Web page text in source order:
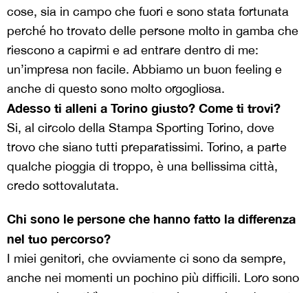
cose, sia in campo che fuori e sono stata fortunata
perché ho trovato delle persone molto in gamba che
riescono a capirmi e ad entrare dentro di me:
un’impresa non facile. Abbiamo un buon feeling e
anche di questo sono molto orgogliosa.
Adesso ti alleni a Torino giusto? Come ti trovi?
Si, al circolo della Stampa Sporting Torino, dove
trovo che siano tutti preparatissimi. Torino, a parte
qualche pioggia di troppo, è una bellissima città,
credo sottovalutata.
Chi sono le persone che hanno fatto la differenza
nel tuo percorso?
I miei genitori, che ovviamente ci sono da sempre,
anche nei momenti un pochino più difficili. Loro sono